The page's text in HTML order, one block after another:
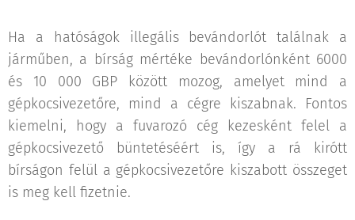
Ha a hatóságok illegális bevándorlót találnak a
járműben, a bírság mértéke bevándorlónként 6000
és 10 000 GBP között mozog, amelyet mind a
gépkocsivezetőre, mind a cégre kiszabnak. Fontos
kiemelni, hogy a fuvarozó cég kezesként felel a
gépkocsivezető büntetéséért is, így a rá kirótt
bírságon felül a gépkocsivezetőre kiszabott összeget
is meg kell fizetnie.